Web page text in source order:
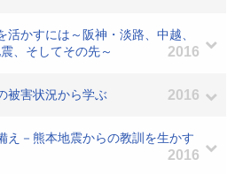
かすには～阪神・淡路、中越、
、そしてその先～
2016
被害状況から学ぶ 2016
え－熊本地震からの教訓を生かす
2016